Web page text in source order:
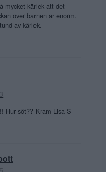
mycket kärlek att det
över barnen är enorm.
av kärlek.
Hur söt?? Kram Lisa S